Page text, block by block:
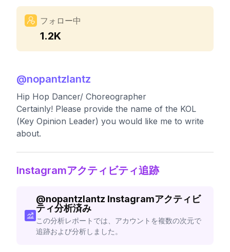
フォロー中
1.2K
@nopantzlantz
Hip Hop Dancer/ Choreographer
Certainly! Please provide the name of the KOL
(Key Opinion Leader) you would like me to write
about.
Instagramアクティビティ追跡
@nopantzlantz Instagramアクティビ
ティ分析済み
この分析レポートでは、アカウントを複数の次元で
追跡および分析しました。